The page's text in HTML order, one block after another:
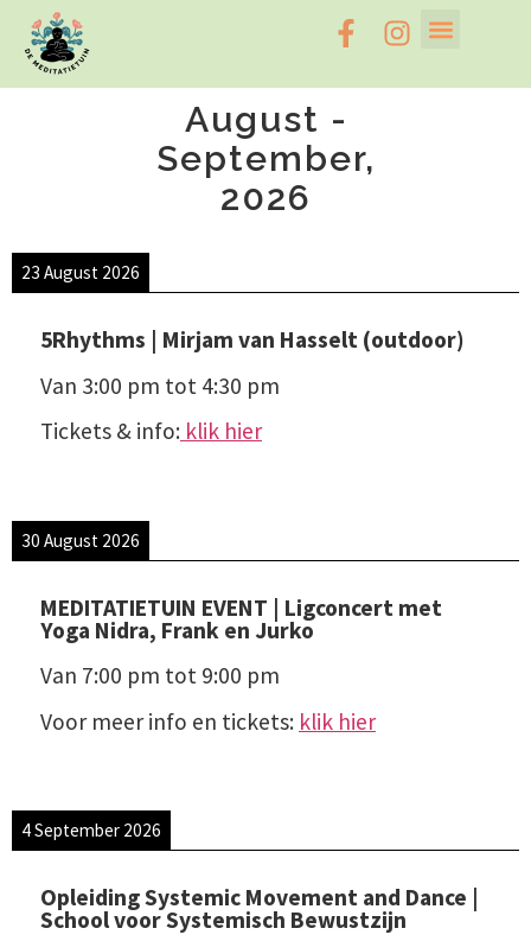
August -
September,
2026
23 August 2026
5Rhythms | Mirjam van Hasselt (outdoor)
Van 3:00 pm tot 4:30 pm
Tickets & info: klik hier
30 August 2026
MEDITATIETUIN EVENT | Ligconcert met
Yoga Nidra, Frank en Jurko
Van 7:00 pm tot 9:00 pm
Voor meer info en tickets: klik hier
4 September 2026
Opleiding Systemic Movement and Dance |
School voor Systemisch Bewustzijn